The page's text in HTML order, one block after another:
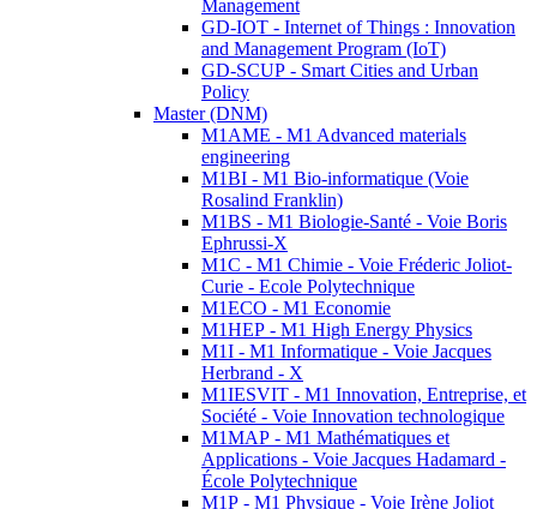
Management
GD-IOT - Internet of Things : Innovation
and Management Program (IoT)
GD-SCUP - Smart Cities and Urban
Policy
Master (DNM)
M1AME - M1 Advanced materials
engineering
M1BI - M1 Bio-informatique (Voie
Rosalind Franklin)
M1BS - M1 Biologie-Santé - Voie Boris
Ephrussi-X
M1C - M1 Chimie - Voie Fréderic Joliot-
Curie - Ecole Polytechnique
M1ECO - M1 Economie
M1HEP - M1 High Energy Physics
M1I - M1 Informatique - Voie Jacques
Herbrand - X
M1IESVIT - M1 Innovation, Entreprise, et
Société - Voie Innovation technologique
M1MAP - M1 Mathématiques et
Applications - Voie Jacques Hadamard -
École Polytechnique
M1P - M1 Physique - Voie Irène Joliot